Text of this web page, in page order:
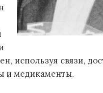
используя связи,
и медикаменты.